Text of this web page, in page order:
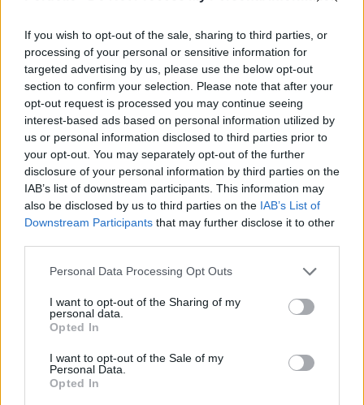
If you wish to opt-out of the sale, sharing to third parties, or
processing of your personal or sensitive information for
targeted advertising by us, please use the below opt-out
section to confirm your selection. Please note that after your
opt-out request is processed you may continue seeing
interest-based ads based on personal information utilized by
us or personal information disclosed to third parties prior to
your opt-out. You may separately opt-out of the further
disclosure of your personal information by third parties on the
IAB’s list of downstream participants. This information may
also be disclosed by us to third parties on the IAB’s List of
Downstream Participants that may further disclose it to other
Personal Data Processing Opt Outs
I want to opt-out of the Sharing of my
personal data.
Opted In
I want to opt-out of the Sale of my
Personal Data.
Opted In
féllel folytatott genfi tárgyalásokról.
A portál beszámolója szerint a két amerikai megbízott nem
találta kielégítőnek az iráni tárgyalópartnerektől
hallottakat. A genfi egyeztetések célja az iráni
atomprogram körüli feszültségek enyhítése, miután
Washington és Teherán között az elmúlt időszakban
közvetett tárgyalások zajlottak. Kushner és Witkoff Donald
Trump elnök személyes megbízottjaiként vettek...
KEDVES OLVASÓNK!
Az előfizetés a következőket tartalmazza:
Portfolio.hu teljes cikkarchívum
Kötéslisták: BÉT elmúlt 2 év napon belüli
kötéslistái